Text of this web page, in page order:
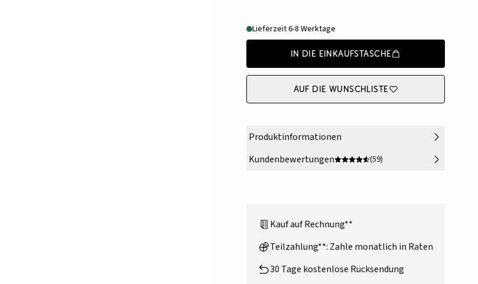
Lieferzeit 6-8 Werktage
In die Einkaufstasche
Auf die Wunschliste
Produktinformationen
Kundenbewertungen
(59)
Kauf auf Rechnung**
Teilzahlung**: Zahle monatlich in Raten
30 Tage kostenlose Rücksendung